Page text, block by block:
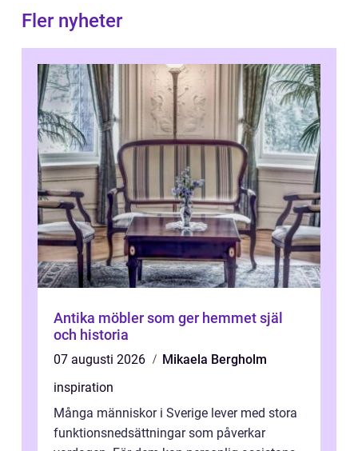
Fler nyheter
Antika möbler som ger hemmet själ
och historia
07 augusti 2026
Mikaela Bergholm
inspiration
Många människor i Sverige lever med stora
funktionsnedsättningar som påverkar